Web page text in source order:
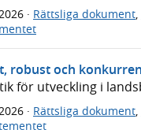
· Rättsliga dokument
robust och
för utveckling i
· Rättsliga dokument,